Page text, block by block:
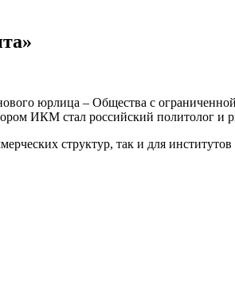
юрлица – Общества с
ИКМ стал российский политолог и
структур, так и для